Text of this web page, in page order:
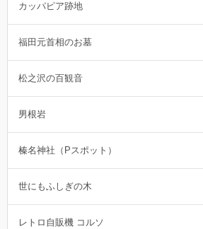
カッパピア跡地
福田元首相のお墓
松之沢の百観音
男根岩
榛名神社（Pスポット）
世にもふしぎの木
レトロ自販機 コルソ